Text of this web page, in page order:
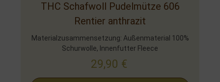
THC Schafwoll Pudelmütze 606
Rentier anthrazit
Materialzusammensetzung: Außenmaterial 100%
Schurwolle, Innenfutter Fleece
29,90 €